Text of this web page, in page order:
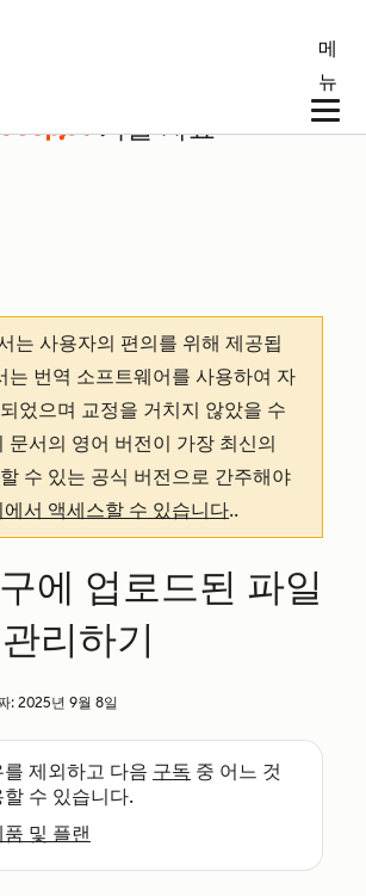
메
뉴
기술 자료
는 사용자의 편의를 위해 제공됩
는 번역 소프트웨어를 사용하여 자
었으며 교정을 거치지 않았을 수
문서의 영어 버전이 가장 최신의
수 있는 공식 버전으로 간주해야
에서 액세스할 수 있습니다..
에 업로드된 파일
리하기
: 2025년 9월 8일
제외하고 다음 구독 중 어느 것
수 있습니다.
및 플랜